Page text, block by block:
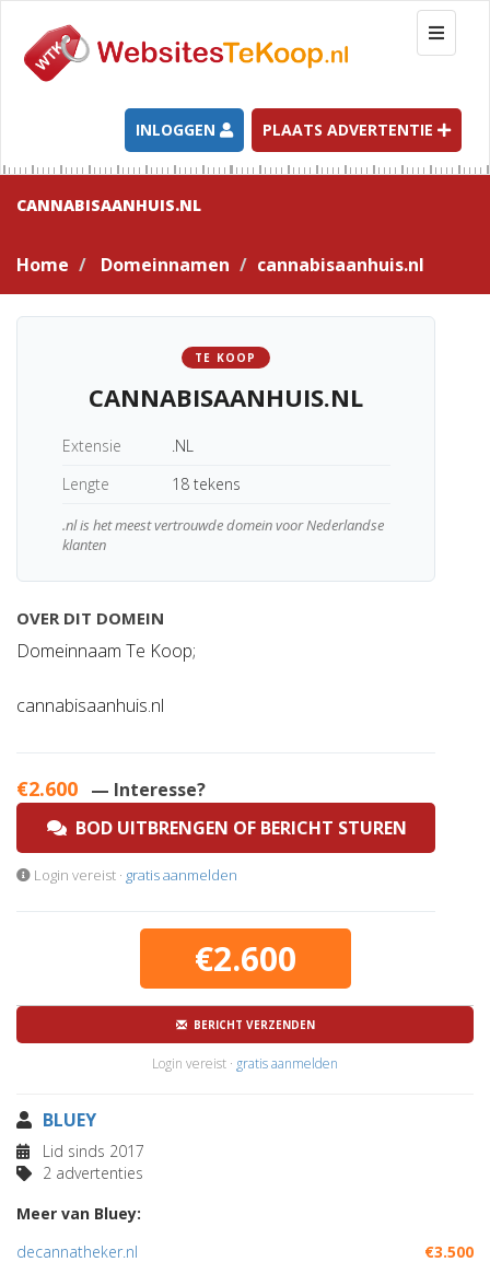
T
o
g
l
e
n
a
t
INLOGGEN PLAATS ADVERTENTIE
CANNABISAANHUIS.NL
Home Domeinnamen cannabisaanhuis.nl
TE KOOP
CANNABISAANHUIS.NL
Extensie
.NL
Lengte
18 tekens
.nl is het meest vertrouwde domein voor Nederlandse
klanten
OVER DIT DOMEIN
Domeinnaam Te Koop;
cannabisaanhuis.nl
€2.600 — Interesse?
BOD UITBRENGEN OF BERICHT STUREN
Login vereist · gratis aanmelden
€2.600
BERICHT VERZENDEN
Login vereist · gratis aanmelden
BLUEY
Lid sinds 2017
2 advertenties
Meer van Bluey:
decannatheker.nl
€3.500